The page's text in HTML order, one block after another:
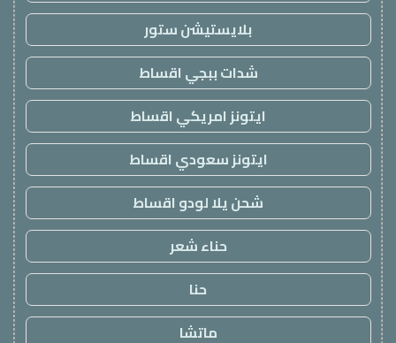
بلايستيشن ستور
شدات ببجي اقساط
ايتونز امريكي اقساط
ايتونز سعودي اقساط
شحن يلا لودو اقساط
حناء شعر
حنا
ماتشا